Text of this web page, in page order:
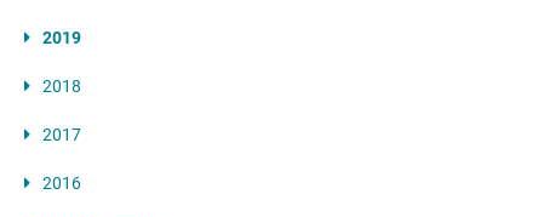
2019
2018
2017
2016